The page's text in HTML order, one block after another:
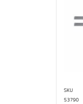
SKU
53790